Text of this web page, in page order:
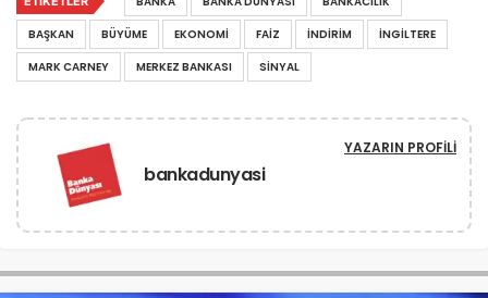
BAŞKAN
BÜYÜME EKONOMI FAIZ INDIRIM
INGILTERE
MARK CARNEY
MERKEZ BANKASI SINYAL
bankadunyasi
YAZARIN PROFILI